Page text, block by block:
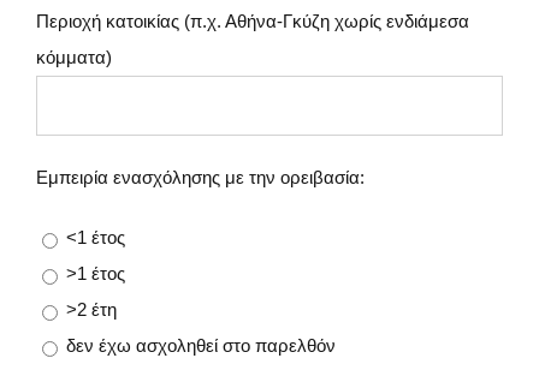
Περιοχή κατοικίας (π.χ. Αθήνα-Γκύζη χωρίς ενδιάμεσα
κόμματα)
Εμπειρία ενασχόλησης με την ορειβασία:
<1 έτος
>1 έτος
>2 έτη
δεν έχω ασχοληθεί στο παρελθόν